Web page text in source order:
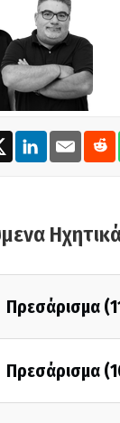
Πρεσάρισμα
Πρεσάρισμα